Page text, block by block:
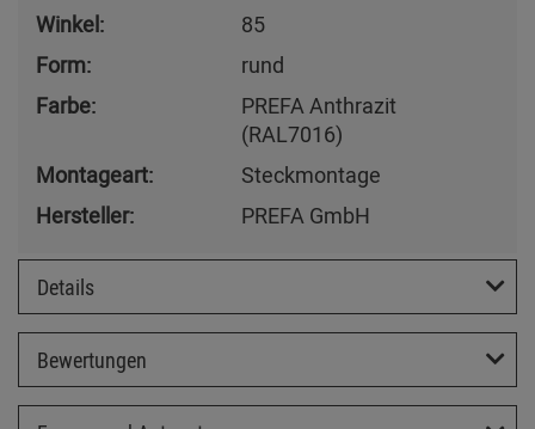
Winkel:
85
Form:
rund
Farbe:
PREFA Anthrazit
(RAL7016)
Montageart:
Steckmontage
Hersteller:
PREFA GmbH
Details
Bewertungen